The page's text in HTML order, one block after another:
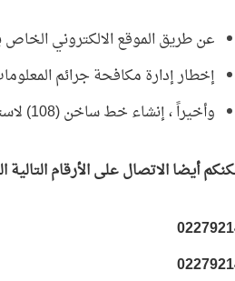
عن طريق الموقع الالكتروني الخاص
إخطار إدارة مكافحة جرائم
وأخيراً ، إنشاء خط ساخن (108) لاستخدامه لهذا الغرض حتى تتم تسهيل عملية التبليغ
أيضا الاتصال على الأرقام